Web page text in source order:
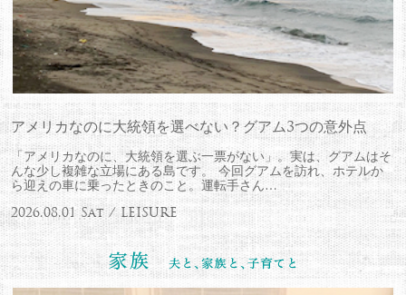
アメリカなのに大統領を選べない？グアム3つの意外点
「アメリカなのに、大統領を選ぶ一票がない」。実は、グアムはそ
んな少し複雑な立場にある島です。 今回グアムを訪れ、ホテルか
ら迎えの車に乗ったときのこと。運転手さん…
2026.08.01 Sat / LEISURE